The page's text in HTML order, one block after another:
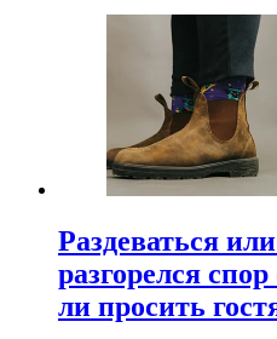
Раздеваться
разгорелся
ли просить